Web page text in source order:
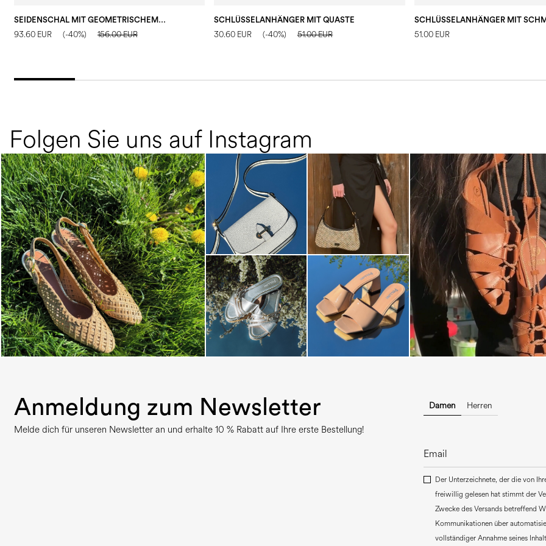
93.60 EUR (-40%) 156.00 EUR
SCHLÜSSELANHÄNGER MIT QUASTE
30.60 EUR (-40%) 51.00 EUR 51.00 EUR
Folgen Sie uns auf Instagram
Choose between chunky silhouettes with
intriguing we...
Elevate your desire for a last-
with th...
Anmeldung zum Newsletter
Melde dich für unseren Newsletter an und erhalte 10 % Rabatt auf Ihre erste Bestellung!
Damen Herren
Der Unterzeichnete, der die von
freiwillig gelesen hat stimmt der
Zwecke des Versands betreffend
Kommunikationen über
vollständiger Annahme seines